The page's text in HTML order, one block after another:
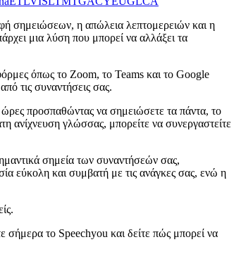
σημειώσεων, η απώλεια λεπτομερειών και η
μια λύση που μπορεί να αλλάξει τα
όπως το Zoom, το Teams και το Google
τις συναντήσεις σας.
ώρες προσπαθώντας να σημειώσετε τα πάντα, το
ανίχνευση γλώσσας, μπορείτε να συνεργαστείτε
σημεία των συναντήσεών σας,
εύκολη και συμβατή με τις ανάγκες σας, ενώ η
σήμερα το Speechyou και δείτε πώς μπορεί να